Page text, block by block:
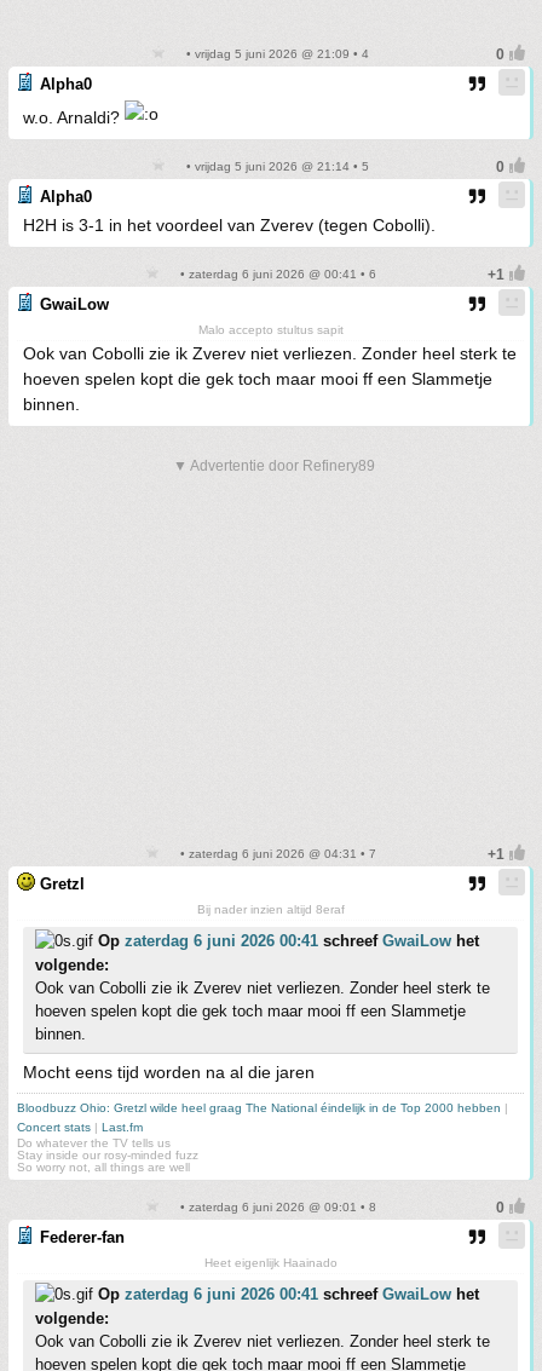
• vrijdag 5 juni 2026 @ 21:09 • 4
Alpha0
w.o. Arnaldi?
• vrijdag 5 juni 2026 @ 21:14 • 5
Alpha0
H2H is 3-1 in het voordeel van Zverev (tegen Cobolli).
• zaterdag 6 juni 2026 @ 00:41 • 6
GwaiLow
Malo accepto stultus sapit
Ook van Cobolli zie ik Zverev niet verliezen. Zonder heel sterk te
hoeven spelen kopt die gek toch maar mooi ff een Slammetje
binnen.
▼ Advertentie door Refinery89
• zaterdag 6 juni 2026 @ 04:31 • 7
Gretzl
Bij nader inzien altijd 8eraf
Op zaterdag 6 juni 2026 00:41 schreef GwaiLow het
volgende:
Ook van Cobolli zie ik Zverev niet verliezen. Zonder heel sterk te
hoeven spelen kopt die gek toch maar mooi ff een Slammetje
binnen.
Mocht eens tijd worden na al die jaren
Bloodbuzz Ohio: Gretzl wilde heel graag The National éindelijk in de Top 2000 hebben |
Concert stats | Last.fm
Do whatever the TV tells us
Stay inside our rosy-minded fuzz
So worry not, all things are well
• zaterdag 6 juni 2026 @ 09:01 • 8
Federer-fan
Heet eigenlijk Haainado
Op zaterdag 6 juni 2026 00:41 schreef GwaiLow het
volgende:
Ook van Cobolli zie ik Zverev niet verliezen. Zonder heel sterk te
hoeven spelen kopt die gek toch maar mooi ff een Slammetje